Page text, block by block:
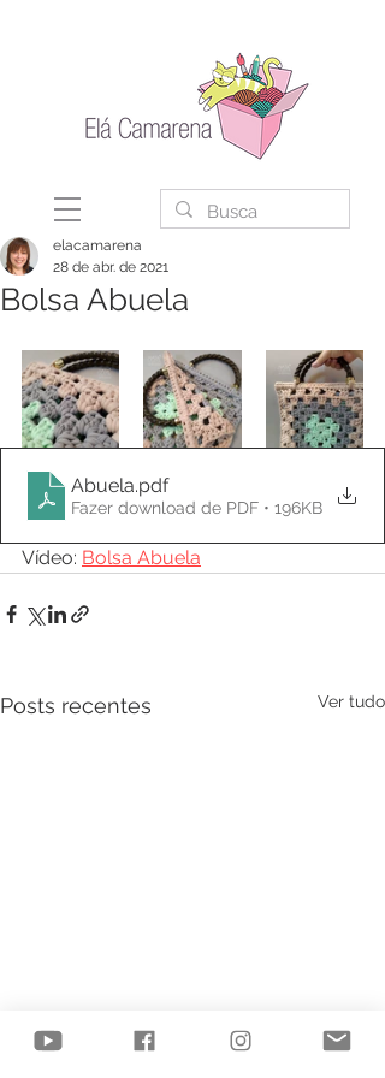
Bolsa Abuela
elacamarena
28 de abr. de 2021
Abuela.pdf
Fazer download de PDF • 196KB
Vídeo: Bolsa Abuela
Posts recentes Ver tudo